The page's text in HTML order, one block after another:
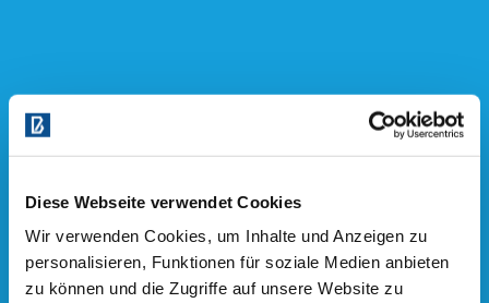
Diese Webseite verwendet Cookies
Wir verwenden Cookies, um Inhalte und Anzeigen zu
personalisieren, Funktionen für soziale Medien anbieten
zu können und die Zugriffe auf unsere Website zu